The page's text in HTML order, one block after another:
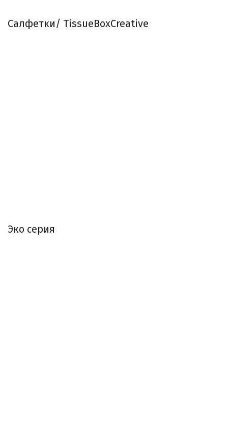
Салфетки/ TissueBoxCreative
Эко серия